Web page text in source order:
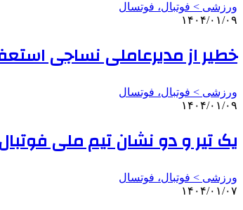
ورزشی > فوتبال، فوتسال
۱۴۰۴/۰۱/۰۹
خطیر از مدیرعاملی نساجی
ورزشی > فوتبال، فوتسال
۱۴۰۴/۰۱/۰۹
یک تیر و دو نشان تیم ملی
ورزشی > فوتبال، فوتسال
۱۴۰۴/۰۱/۰۷